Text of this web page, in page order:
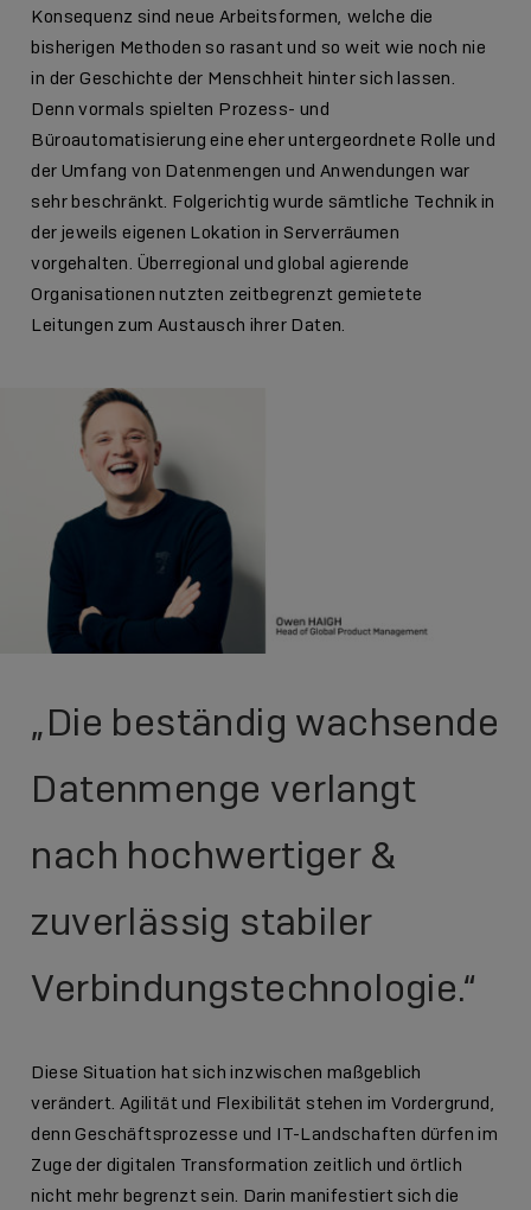
Konsequenz sind neue Arbeitsformen, welche die
bisherigen Methoden so rasant und so weit wie noch nie
in der Geschichte der Menschheit hinter sich lassen.
Denn vormals spielten Prozess- und
Büroautomatisierung eine eher untergeordnete Rolle und
der Umfang von Datenmengen und Anwendungen war
sehr beschränkt. Folgerichtig wurde sämtliche Technik in
der jeweils eigenen Lokation in Serverräumen
vorgehalten. Überregional und global agierende
Organisationen nutzten zeitbegrenzt gemietete
Leitungen zum Austausch ihrer Daten.
„Die beständig wachsende
Datenmenge verlangt
nach hochwertiger &
zuverlässig stabiler
Verbindungstechnologie.“
Diese Situation hat sich inzwischen maßgeblich
verändert. Agilität und Flexibilität stehen im Vordergrund,
denn Geschäftsprozesse und IT-Landschaften dürfen im
Zuge der digitalen Transformation zeitlich und örtlich
nicht mehr begrenzt sein. Darin manifestiert sich die